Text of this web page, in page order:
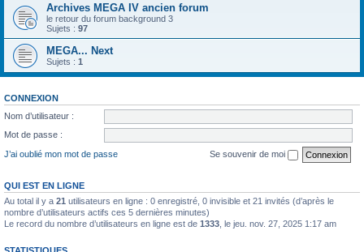
Archives MEGA IV ancien forum
le retour du forum background 3
Sujets : 97
MEGA... Next
Sujets : 1
CONNEXION
Nom d’utilisateur :
Mot de passe :
J’ai oublié mon mot de passe
Se souvenir de moi
QUI EST EN LIGNE
Au total il y a 21 utilisateurs en ligne : 0 enregistré, 0 invisible et 21 invités (d’après le
nombre d’utilisateurs actifs ces 5 dernières minutes)
Le record du nombre d’utilisateurs en ligne est de 1333 , le jeu. nov. 27, 2025 1:17 am
STATISTIQUES